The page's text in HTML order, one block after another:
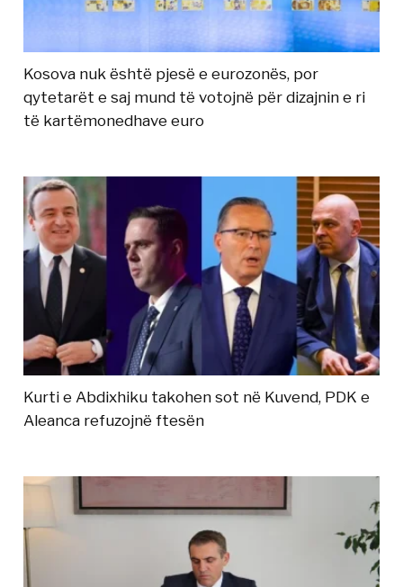
Kosova nuk është pjesë e eurozonës, por
qytetarët e saj mund të votojnë për dizajnin e ri
të kartëmonedhave euro
Kurti e Abdixhiku takohen sot në Kuvend, PDK e
Aleanca refuzojnë ftesën